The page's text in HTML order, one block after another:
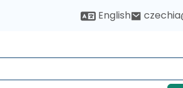
English